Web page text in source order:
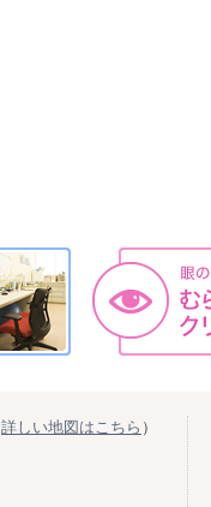
詳しい地図はこちら ）